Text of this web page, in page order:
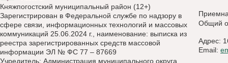
Княжпогостский муниципальный район (12+)
Зарегистрирован в Федеральной службе по надзору в
сфере связи, информационных технологий и массовых
коммуникаций 25.06.2024 г., наименование: выписка из
реестра зарегистрированных средств массовой
информации ЭЛ № ФС 77 – 87669
Учредитель: Администрация муниципального округа
Общий
Адрес:
Email: